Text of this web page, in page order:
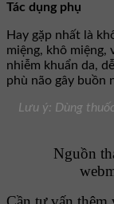
Tác dụng phụ
Hay gặp nhất là
miệng, khô miệng,
nhiễm khuẩn da,
phù não gây buồn
Lưu ý: Dùng
Nguồn